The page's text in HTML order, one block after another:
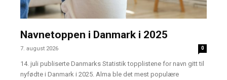
Navnetoppen i Danmark i 2025
7. august 2026 0
14. juli publiserte Danmarks Statistik topplistene for navn gitt til
nyfødte i Danmark i 2025. Alma ble det mest populære